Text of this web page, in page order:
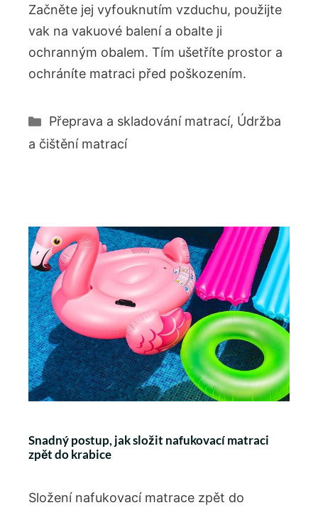
Začněte jej vyfouknutím vzduchu, použijte
vak na vakuové balení a obalte ji
ochranným obalem. Tím ušetříte prostor a
ochráníte matraci před poškozením.
Rubriky
Přeprava a skladování matrací, Údržba
a čištění matrací
Snadný postup, jak složit nafukovací matraci
zpět do krabice
Složení nafukovací matrace zpět do